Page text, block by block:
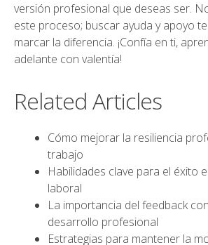
versión profesional que deseas ser.
este proceso; buscar ayuda y apoyo
marcar la diferencia. ¡Confía en ti,
adelante con valentía!
Related Articles
Cómo mejorar la resiliencia
trabajo
Habilidades clave para el éxito
laboral
La importancia del feedback
desarrollo profesional
Estrategias para mantener la